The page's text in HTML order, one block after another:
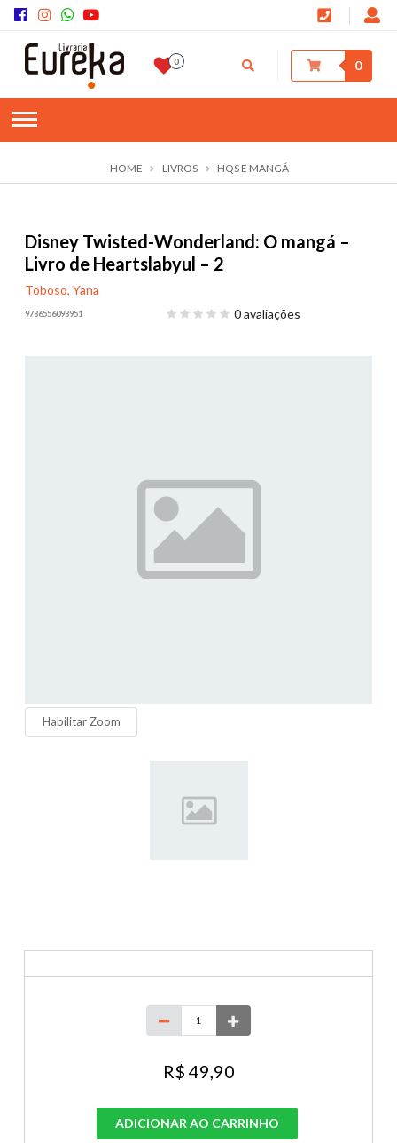
0 0
HOME LIVROS HQS E MANGÁ
Disney Twisted-Wonderland: O mangá –
Livro de Heartslabyul – 2
Toboso, Yana
9786556098951 0 avaliações
Habilitar Zoom
R$ 49,90
ADICIONAR AO CARRINHO